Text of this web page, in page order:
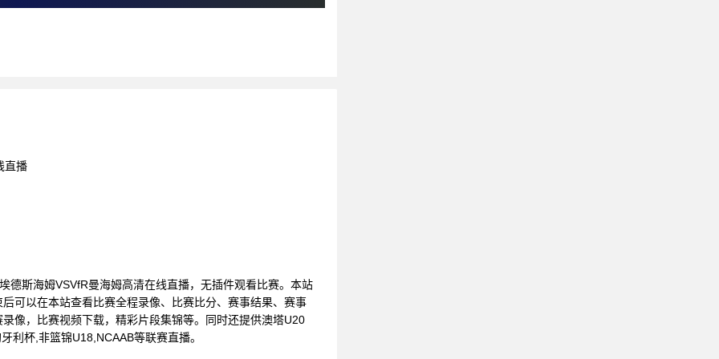
直播
斯海姆VSVfR曼海姆高清在线直播，无插件观看比赛。本站
可以在本站查看比赛全程录像、比赛比分、赛事结果、赛事
像，比赛视频下载，精彩片段集锦等。同时还提供澳塔U20
利杯,非篮锦U18,NCAAB等联赛直播。